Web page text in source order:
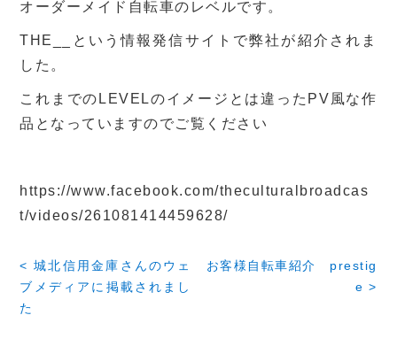
オーダーメイド自転車のレベルです。
THE__という情報発信サイトで弊社が紹介されま
した。
これまでのLEVELのイメージとは違ったPV風な作
品となっていますのでご覧ください
https://www.facebook.com/theculturalbroadcas
t/videos/261081414459628/
< 城北信用金庫さんのウェ
ブメディアに掲載されまし
た
お客様自転車紹介 prestig
e >